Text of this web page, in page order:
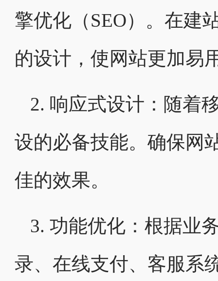
擎优化（SEO）。在建
的设计，使网站更加易
2. 响应式设计：随着
设的必备技能。确保网
佳的效果。
3. 功能优化：根据业
录、在线支付、客服系